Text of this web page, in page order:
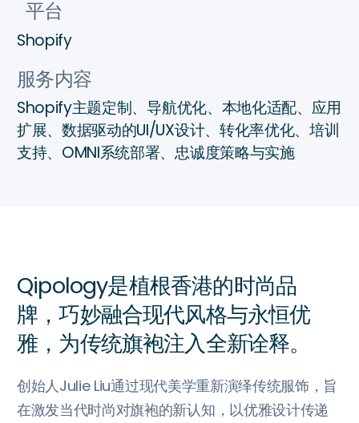
平台
Shopify
服务内容
Shopify主题定制、导航优化、本地化适配、应用
扩展、数据驱动的UI/UX设计、转化率优化、培训
支持、OMNI系统部署、忠诚度策略与实施
Qipology是植根香港的时尚品
牌，巧妙融合现代风格与永恒优
雅，为传统旗袍注入全新诠释。
创始人Julie Liu通过现代美学重新演绎传统服饰，旨
在激发当代时尚对旗袍的新认知，以优雅设计传递